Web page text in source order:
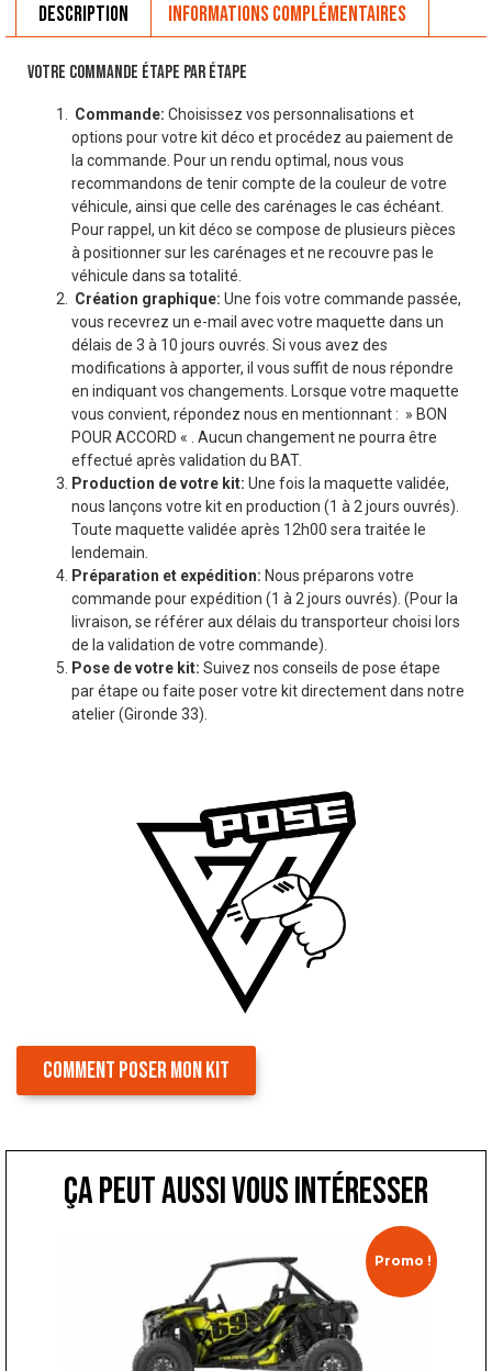
Description Informations complémentaires
VOTRE COMMANDE ÉTAPE PAR ÉTAPE
Commande: Choisissez vos personnalisations et
options pour votre kit déco et procédez au paiement de
la commande. Pour un rendu optimal, nous vous
recommandons de tenir compte de la couleur de votre
véhicule, ainsi que celle des carénages le cas échéant.
Pour rappel, un kit déco se compose de plusieurs pièces
à positionner sur les carénages et ne recouvre pas le
véhicule dans sa totalité.
Création graphique: Une fois votre commande passée,
vous recevrez un e-mail avec votre maquette dans un
délais de 3 à 10 jours ouvrés. Si vous avez des
modifications à apporter, il vous suffit de nous répondre
en indiquant vos changements. Lorsque votre maquette
vous convient, répondez nous en mentionnant : » BON
POUR ACCORD « . Aucun changement ne pourra être
effectué après validation du BAT.
Production de votre kit: Une fois la maquette validée,
nous lançons votre kit en production (1 à 2 jours ouvrés).
Toute maquette validée après 12h00 sera traitée le
lendemain.
Préparation et expédition: Nous préparons votre
commande pour expédition (1 à 2 jours ouvrés). (Pour la
livraison, se référer aux délais du transporteur choisi lors
de la validation de votre commande).
Pose de votre kit: Suivez nos conseils de pose étape
par étape ou faite poser votre kit directement dans notre
atelier (Gironde 33).
COMMENT POSER MON KIT
ça peut aussi vous intéresser
Promo !